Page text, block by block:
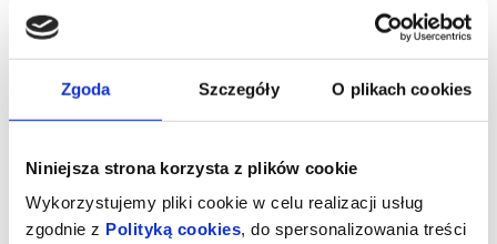
Zgoda Szczegóły O plikach cookies
Niniejsza strona korzysta z plików cookie
Wykorzystujemy pliki cookie w celu realizacji usług
zgodnie z Polityką cookies, do spersonalizowania treści